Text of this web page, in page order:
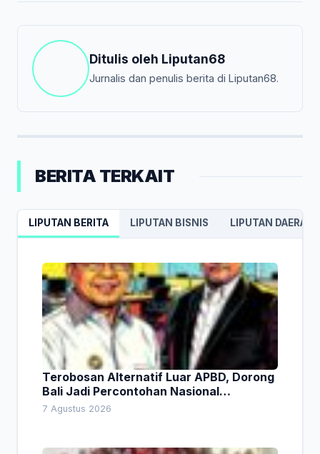
Ditulis oleh Liputan68
Jurnalis dan penulis berita di Liputan68.
BERITA TERKAIT
LIPUTAN BERITA LIPUTAN BISNIS LIPUTAN DAERAH
Terobosan Alternatif Luar APBD, Dorong
Bali Jadi Percontohan Nasional
Pembiayaan Daerah
7 Agustus 2026